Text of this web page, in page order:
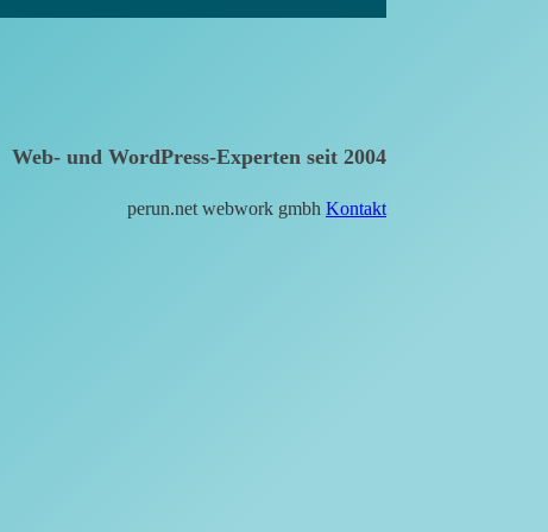
Web- und WordPress-Experten seit 2004
perun.net webwork gmbh Kontakt